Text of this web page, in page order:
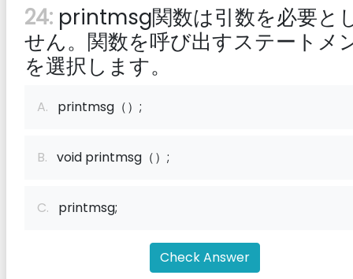
24: printmsg関数は引数を必要と
せん。関数を呼び出すステートメ
を選択します。
A. printmsg（）;
B. void printmsg（）;
C. printmsg;
Check Answer